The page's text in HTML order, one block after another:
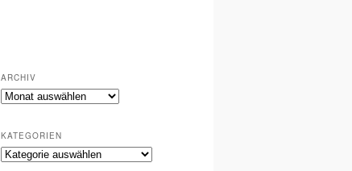
ARCHIV
Archiv
KATEGORIEN
Kategorien